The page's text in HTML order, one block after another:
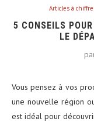
Articles à
5 CONSEILS
LE
Vous pensez à vos
une nouvelle région
est idéal pour